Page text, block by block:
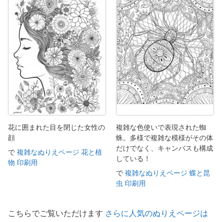
花に囲まれた目を閉じた女性の
顔
で 複雑なぬりえページ 花と植
物 印刷用
複雑な色使いで表現された蜘
蛛。多様で複雑な模様がその体
だけでなく、キャンバスも構成
している！
で 複雑なぬりえページ 蝶と昆
虫 印刷用
こちらでご覧いただけます さらに人気のぬりえページは